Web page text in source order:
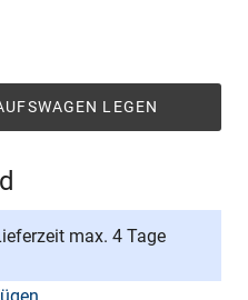
LEGEN
max. 4 Tage